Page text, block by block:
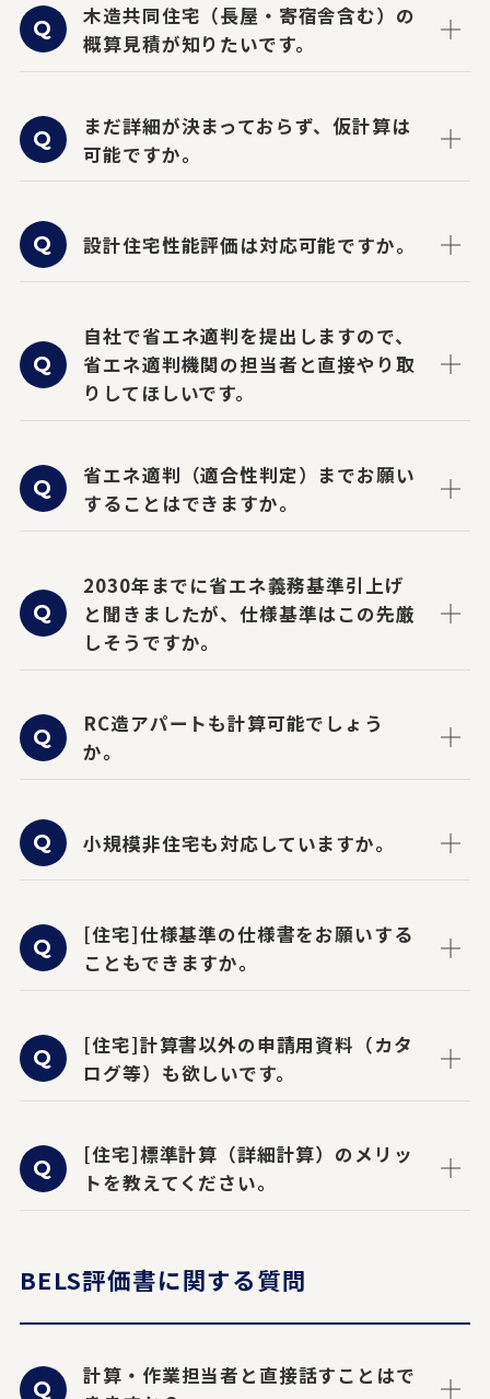
木造共同住宅（長屋・寄宿舎含む）の
概算見積が知りたいです。
まだ詳細が決まっておらず、仮計算は
可能ですか。
設計住宅性能評価は対応可能ですか。
自社で省エネ適判を提出しますので、
省エネ適判機関の担当者と直接やり取
りしてほしいです。
省エネ適判（適合性判定）までお願い
することはできますか。
2030年までに省エネ義務基準引上げ
と聞きましたが、仕様基準はこの先厳
しそうですか。
RC造アパートも計算可能でしょう
か。
小規模非住宅も対応していますか。
[住宅]仕様基準の仕様書をお願いする
こともできますか。
[住宅]計算書以外の申請用資料（カタ
ログ等）も欲しいです。
[住宅]標準計算（詳細計算）のメリッ
トを教えてください。
BELS評価書に関する質問
計算・作業担当者と直接話すことはで